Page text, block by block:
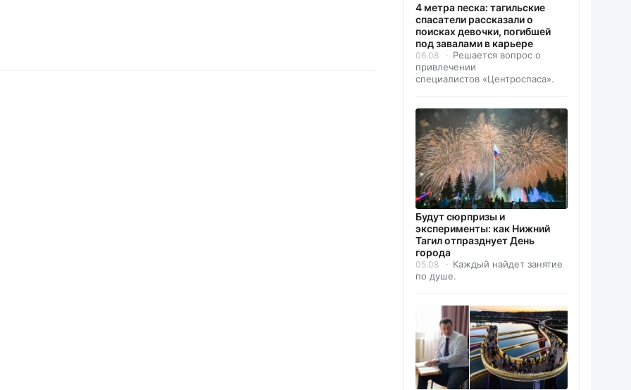
4 метра песка: тагильские
спасатели рассказали о
поисках девочки, погибшей
под завалами в карьере
06.08
Решается вопрос о
привлечении
специалистов «Центроспаса».
Будут сюрпризы и
эксперименты: как Нижний
Тагил отпразднует День
города
05.08
Каждый найдет занятие
по душе.